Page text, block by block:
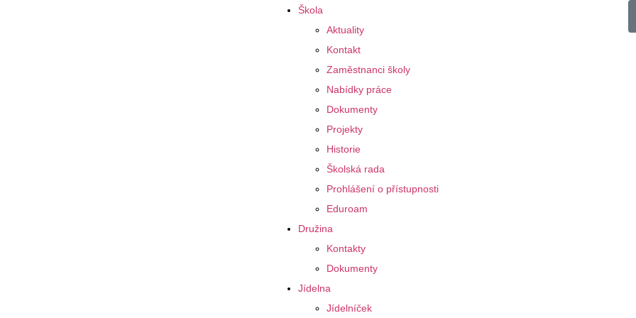
Škola
Aktuality
Kontakt
Zaměstnanci školy
Nabídky práce
Dokumenty
Projekty
Historie
Školská rada
Prohlášení o přístupnosti
Eduroam
Družina
Kontakty
Dokumenty
Jídelna
Jídelníček